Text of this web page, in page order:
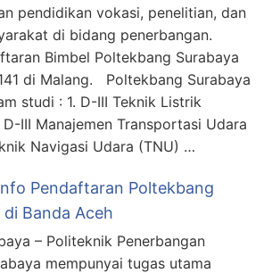
pendidikan vokasi, penelitian, dan
di bidang penerbangan.
Bimbel Poltekbang Surabaya
di Malang. Poltekbang Surabaya
studi : 1. D-III Teknik Listrik
III Manajemen Transportasi Udara
Navigasi Udara (TNU) …
Pendaftaran Poltekbang
Banda Aceh
– Politeknik Penerbangan
mempunyai tugas utama